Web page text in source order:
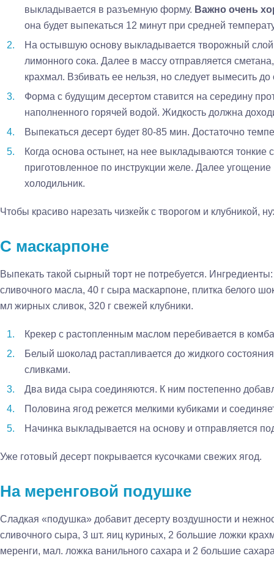
выкладывается в разъемную форму. Важно очень
она будет выпекаться 12 минут при средней
На остывшую основу выкладывается творожный
лимонного сока. Далее в массу отправляется
крахмал. Взбивать ее нельзя, но следует вымесить до
Форма с будущим десертом ставится на середину
наполненного горячей водой. Жидкость должна
Выпекаться десерт будет 80-85 мин. Достаточно
Когда основа остынет, на нее выкладываются
приготовленное по инструкции желе. Далее
холодильник.
Чтобы красиво нарезать чизкейк с творогом и клубникой,
С маскарпоне
Выпекать такой сырный торт не потребуется. Ингредиенты:
сливочного масла, 40 г сыра маскарпоне, плитка белого
мл жирных сливок, 320 г свежей клубники.
Крекер с растопленным маслом перебивается в
Белый шоколад растапливается до жидкого
сливками.
Два вида сыра соединяются. К ним постепенно
Половина ягод режется мелкими кубиками и
Начинка выкладывается на основу и отправляется
Уже готовый десерт покрывается кусочками свежих ягод.
На меренговой подушке
Сладкая «подушка» добавит десерту воздушности и
сливочного сыра, 3 шт. яиц куриных, 2 большие ложки
меренги, мал. ложка ванильного сахара и 2 большие